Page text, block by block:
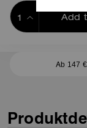
Add
Ab 147